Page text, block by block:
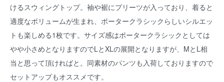
けるスウィングトップ。袖や裾にプリーツが入っており、着ると
適度なボリュームが生まれ、ポータークラシックらしいシルエッ
トも楽しめる1枚です。サイズ感はポータークラシックとしては
やや小さめとなりますのでLとXLの展開となりますが、MとL相
当と思って頂ければと。同素材のパンツも入荷しておりますので
セットアップもオススメです。